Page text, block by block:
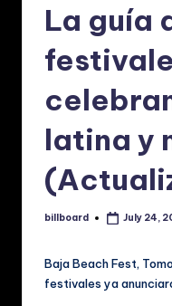
La guía
latina y
Posted
billboard July 24,
Baja Beach Fest,
festivales ya